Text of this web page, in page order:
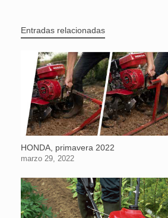
Entradas relacionadas
HONDA, primavera 2022
marzo 29, 2022